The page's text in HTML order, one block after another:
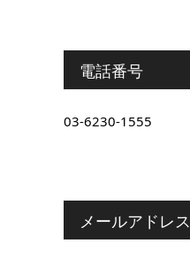
電話番号
03-6230-1555
メールアドレス